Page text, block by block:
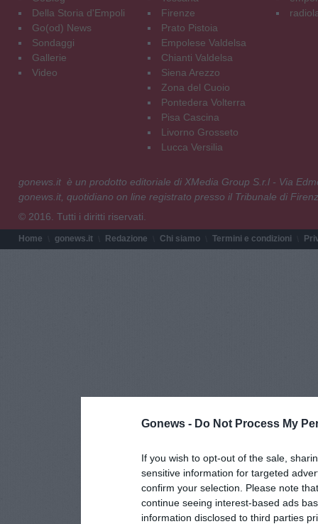
Gonews - Do Not Process My
If you wish to opt-out of the sale,
sensitive information for targeted
confirm your selection. Please note
continue seeing interest-based ads
information disclosed to third parties
Della Storia d'Empoli
Go(od) News
Sondaggi
Gallerie
Video
Firenze
Prato Pistoia
Empolese Valdelsa
Chianti Valdelsa
Siena Arezzo
Zona del Cuoio
Pontedera Volterra
Pisa Cascina
Livorno Grosseto
Lucca Versilia
gonews.it è un prodotto editoriale di XMedia Group S.r.l - Via
gonews.it, quotidiano on line registrato presso il Tribunale di
© 2016. Tutti i diritti riservati.
Home gonews.it Redazione Chi siamo Termini e condizioni